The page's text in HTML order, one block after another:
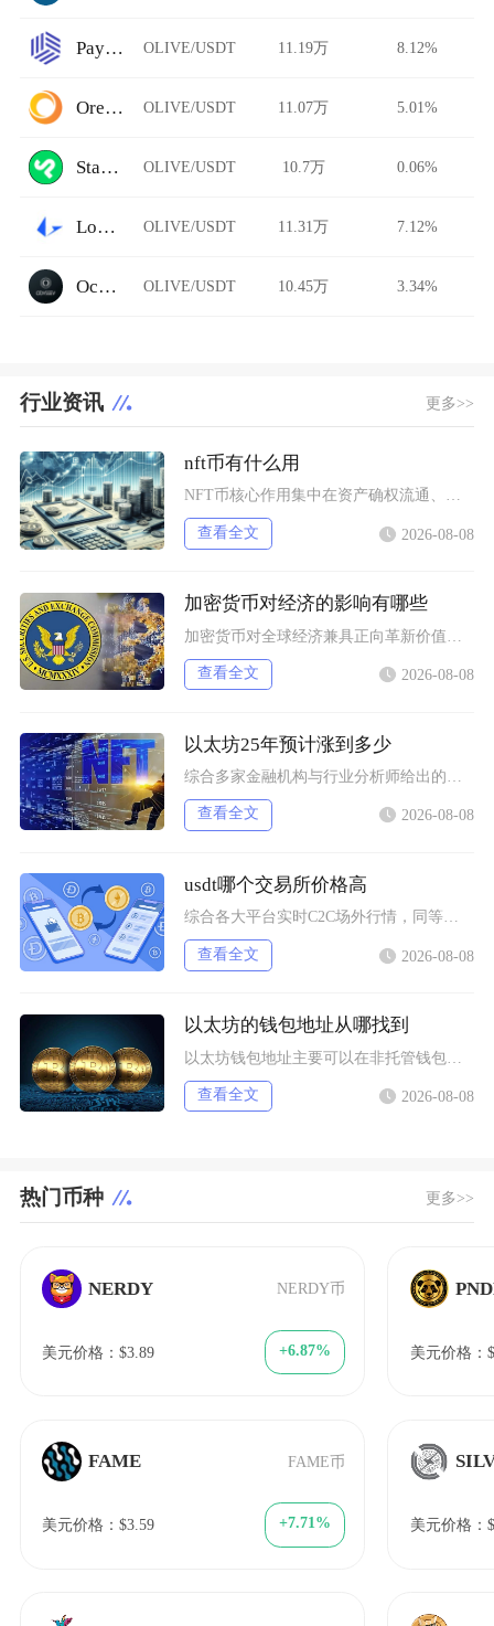
Paymium OLIVE/USDT 11.19万 8.12%
Ore.Bz OLIVE/USDT 11.07万 5.01%
StarkDefi OLIVE/USDT 10.7万 0.06%
Loopring AMM OLIVE/USDT 11.31万 7.12%
Ocnex OLIVE/USDT 10.45万 3.34%
行业资讯 更多>>
nft币有什么用
NFT币核心作用集中在资产确权流通、生态权益兑现、金融抵押套利、身份凭证认证四大方向，既是
查看全文 2026-08-08
加密货币对经济的影响有哪些
查看全文 2026-08-08
以太坊25年预计涨到多少
查看全文 2026-08-08
usdt哪个交易所价格高
综合各大平台实时C2C场外行情，同等支付渠道下Bybit场内场外USDT卖出报价长期高于其
查看全文 2026-08-08
以太坊的钱包地址从哪找到
查看全文 2026-08-08
热门币种 更多>>
NERDY NERDY币
美元价格：$3.89 +6.87%
FAME FAME币
美元价格：$3.59 +7.71%
美元价格：
美元价格：